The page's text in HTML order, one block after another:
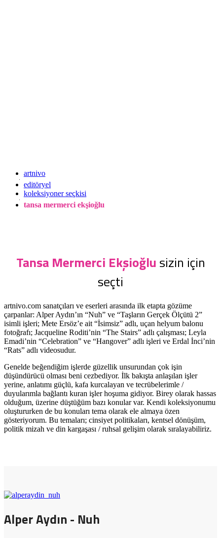
artnivo
editöryel
koleksiyoner seçkisi
tansa mermerci ekşioğlu
Tansa Mermerci Ekşioğlu sizin için
seçti
artnivo.com sanatçıları ve eserleri arasında ilk etapta gözüme
çarpanlar: Alper Aydın’ın “Nuh” ve “Taşların Gerçek Ölçütü 2”
isimli işleri; Mete Ersöz’e ait “İsimsiz” adlı, uçan helyum balonu
fotoğrafı; Jacqueline Roditi’nin “The Stairs” adlı çalışması; Leyla
Emadi’nin “Celebration” ve “Hangover” adlı işleri ve Erdal İnci’nin
“Rats” adlı videosudur.
Genelde beğendiğim işlerde güzellik unsurundan çok işin
düşündürücü olması beni cezbediyor. İlk bakışta anlaşılan işler
yerine, anlatımı güçlü, kafa kurcalayan ve tecrübelerimle /
duyularımla bağlantı kuran işler hoşuma gidiyor. Birey olarak hassas
olduğum, üzerine düştüğüm bazı konular var. Kendi koleksiyonumu
oluştururken de bu konuları tema olarak ele almaya özen
gösteriyorum. Bu temaları; cinsiyet politikaları, kentsel dönüşüm,
politik mizah ve din kargaşası / ruhsal gelişim olarak sıralayabiliriz.
Alper Aydın - Nuh